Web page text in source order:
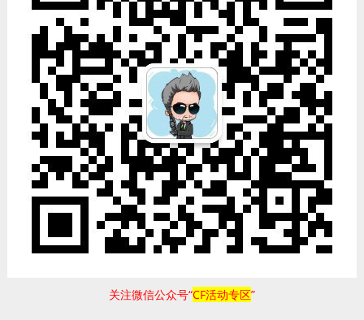
关注微信公众号“CF活动专区”